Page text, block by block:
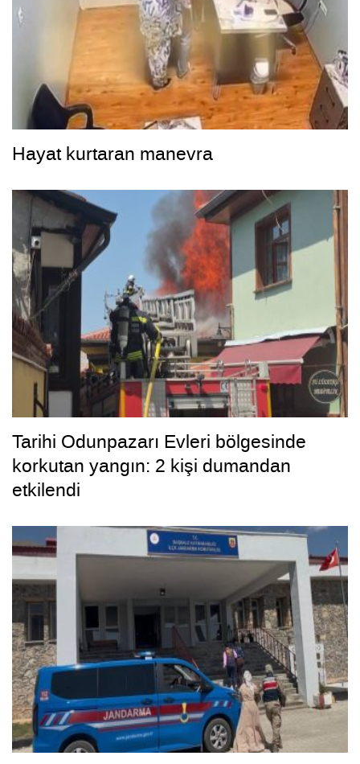
Hayat kurtaran manevra
Tarihi Odunpazarı Evleri bölgesinde
korkutan yangın: 2 kişi dumandan
etkilendi